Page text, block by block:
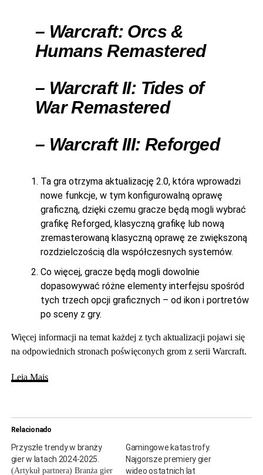
– Warcraft: Orcs &
Humans Remastered
– Warcraft II: Tides of
War Remastered
– Warcraft III: Reforged
Ta gra otrzyma aktualizację 2.0, która wprowadzi
nowe funkcje, w tym konfigurowalną oprawę
graficzną, dzięki czemu gracze będą mogli wybrać
grafikę Reforged, klasyczną grafikę lub nową
zremasterowaną klasyczną oprawę ze zwiększoną
rozdzielczością dla współczesnych systemów.
Co więcej, gracze będą mogli dowolnie
dopasowywać różne elementy interfejsu spośród
tych trzech opcji graficznych – od ikon i portretów
po sceny z gry.
Więcej informacji na temat każdej z tych aktualizacji pojawi się
na odpowiednich stronach poświęconych grom z serii Warcraft.
Leia Mais
Relacionado
Przyszłe trendy w branży
gier w latach 2024-2025.
(Artykuł partnera) Branża gier
Gamingowe katastrofy.
Najgorsze premiery gier
wideo ostatnich lat